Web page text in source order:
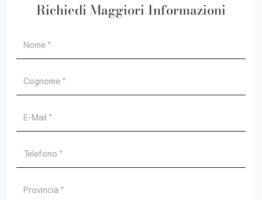
Richiedi Maggiori Informazioni